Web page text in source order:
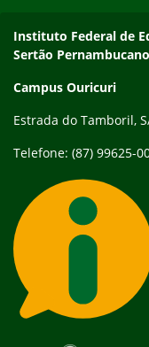
Endereço
Instituto Federal de
Sertão Pernambucano
Campus Ouricuri
Estrada do Tamboril,
Telefone: (87) 99625-